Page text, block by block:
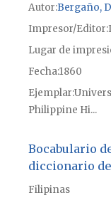
Autor Bergaño,
Impresor/Editor
Lugar de
Fecha1860
Ejemplar
Philippine Hi...
Bocabulario
diccionario
Filipinas